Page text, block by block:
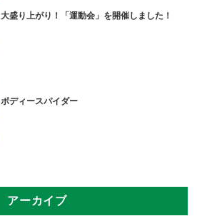
大盛り上がり！「運動会」を開催しました！
ボディースパイダー
アーカイブ